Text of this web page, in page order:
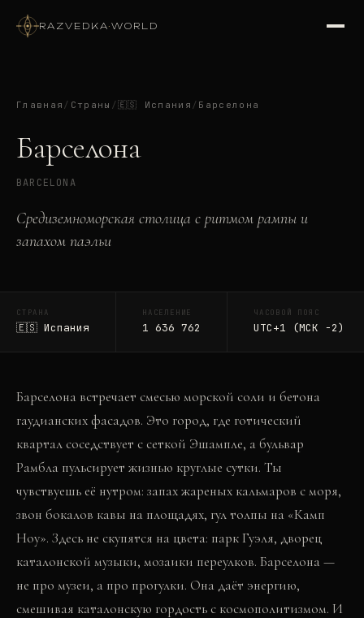
RAZVEDKA·WORLD
Главная / Страны /🇪🇸 Испания / Барселона
Барселона
BARCELONA
Средиземноморская столица с ритмом рампы и
запахом паэльи
СТРАНА
🇪🇸 Испания
НАСЕЛЕНИЕ
1 636 762
ЧАСОВОЙ ПОЯС
UTC+1 (МСК −2)
Барселона встречает смесью морской соли и бетона
гаудианских фасадов. Это город, где готический
квартал соседствует с сеткой Эшампле, а бульвар
Рамбла пульсирует жизнью круглые сутки. Ты
чувствуешь её нутром: запах жареных кальмаров с моря,
звон бокалов кавы на площадях, гул толпы на «Камп
Ноу». Здесь не скупятся на цвета: парк Гуэля, дворец
каталонской музыки, мозаики переулков. Барселона —
не про музеи, а про прогулки. Она даёт энергию,
смешивая каталонскую гордость с космополитизмом. И